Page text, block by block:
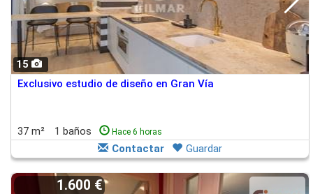
15
Exclusivo estudio de diseño en Gran Vía
37 m² 1 baños Hace 6 horas
Contactar Guardar
1.600 €